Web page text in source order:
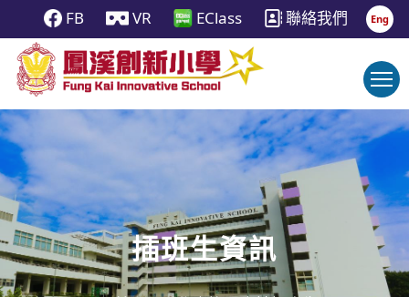
FB VR EClass 聯絡我們 Eng
插班生資訊